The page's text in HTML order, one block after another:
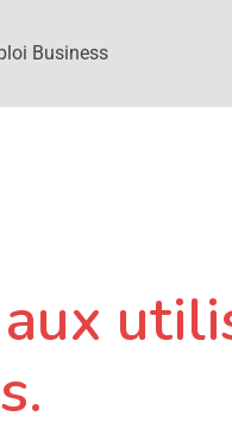
Business